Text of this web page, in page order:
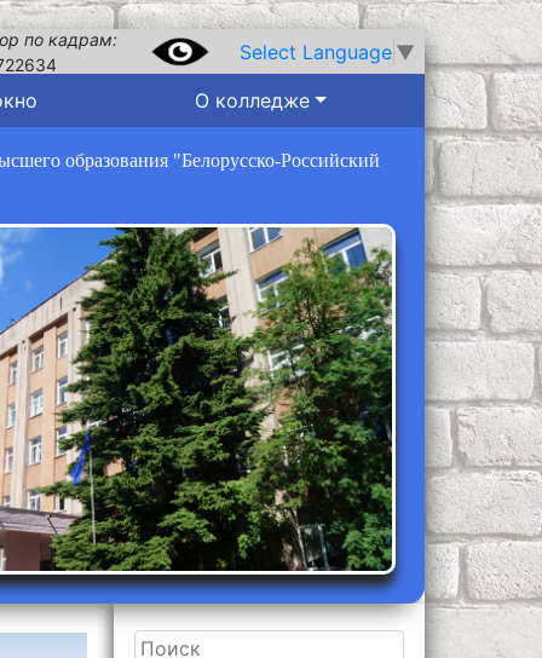
по кадрам:
Select Language ▼
О колледже
образования "Белорусско-Российский